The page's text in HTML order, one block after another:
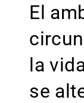
El
la
se